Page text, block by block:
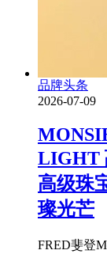
品牌头条
2026-07-09
LIGHT
高级珠
璨光芒
FRED斐登